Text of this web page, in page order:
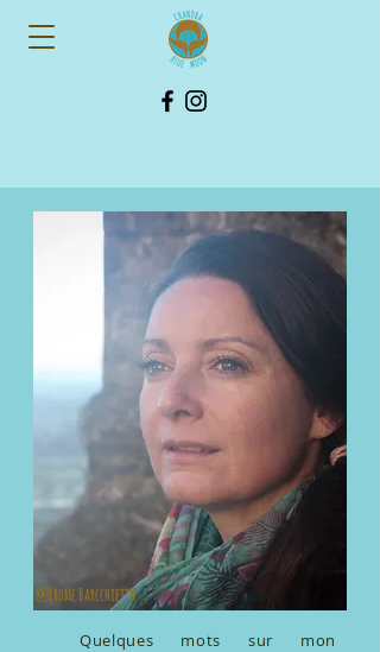
Quelques mots sur mon
@Jérome Barcchietto